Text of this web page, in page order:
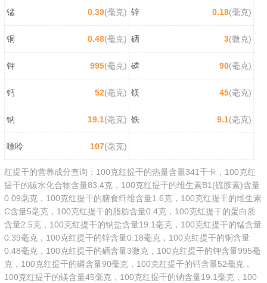
锰 0.39(毫克) 锌 0.18(毫克)
铜 0.48(毫克) 硒 3(微克)
钾 995(毫克) 磷 90(毫克)
钙 52(毫克) 镁 45(毫克)
钠 19.1(毫克) 铁 9.1(毫克)
嘌呤 107(毫克)
红提干的营养成分查询：100克红提干的热量含量341千卡，100克红
提干的碳水化合物含量83.4克，100克红提干的维生素B1(硫胺素)含量
0.09毫克，100克红提干的膳食纤维含量1.6克，100克红提干的维生素
C含量5毫克，100克红提干的脂肪含量0.4克，100克红提干的蛋白质
含量2.5克，100克红提干的钠盐含量19.1毫克，100克红提干的锰含量
0.39毫克，100克红提干的锌含量0.18毫克，100克红提干的铜含量
0.48毫克，100克红提干的硒含量3微克，100克红提干的钾含量995毫
克，100克红提干的磷含量90毫克，100克红提干的钙含量52毫克，
100克红提干的镁含量45毫克，100克红提干的钠含量19.1毫克，100